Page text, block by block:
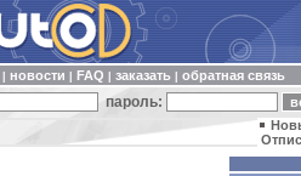
новости FAQ заказать обратная связь
пароль: